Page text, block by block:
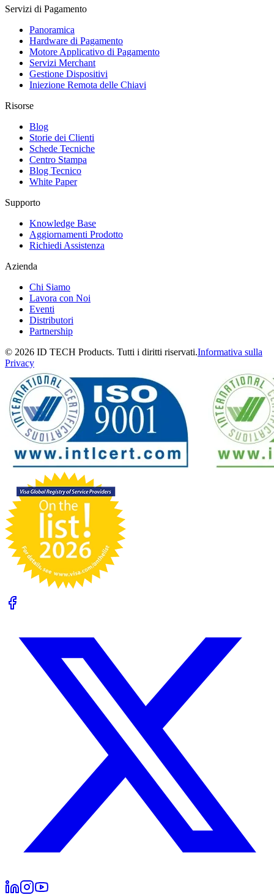
Servizi di Pagamento
Panoramica
Hardware di Pagamento
Motore Applicativo di Pagamento
Servizi Merchant
Gestione Dispositivi
Iniezione Remota delle Chiavi
Risorse
Blog
Storie dei Clienti
Schede Tecniche
Centro Stampa
Blog Tecnico
White Paper
Supporto
Knowledge Base
Aggiornamenti Prodotto
Richiedi Assistenza
Azienda
Chi Siamo
Lavora con Noi
Eventi
Distributori
Partnership
© 2026 ID TECH Products. Tutti i diritti riservati.Informativa sulla
Privacy